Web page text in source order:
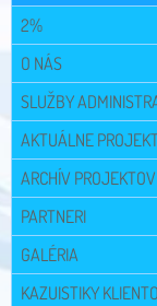
2%
O NÁS
SLUŽBY
AKTUÁLNE
ARCHÍV PROJEKTOV
PARTNERI
GALÉRIA
KAZUISTIKY